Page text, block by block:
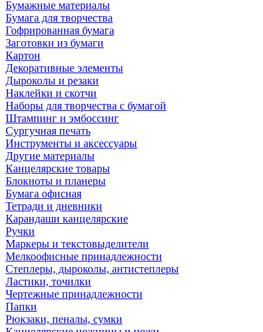
Бумажные материалы
Бумага для творчества
Гофрированная бумага
Заготовки из бумаги
Картон
Декоративные элементы
Дыроколы и резаки
Наклейки и скотчи
Наборы для творчества с бумагой
Штампинг и эмбоссинг
Сургучная печать
Инструменты и аксессуары
Другие материалы
Канцелярские товары
Блокноты и планеры
Бумага офисная
Тетради и дневники
Карандаши канцелярские
Ручки
Маркеры и текстовыделители
Мелкоофисные принадлежности
Степлеры, дыроколы, антистеплеры
Ластики, точилки
Чертежные принадлежности
Папки
Рюкзаки, пеналы, сумки